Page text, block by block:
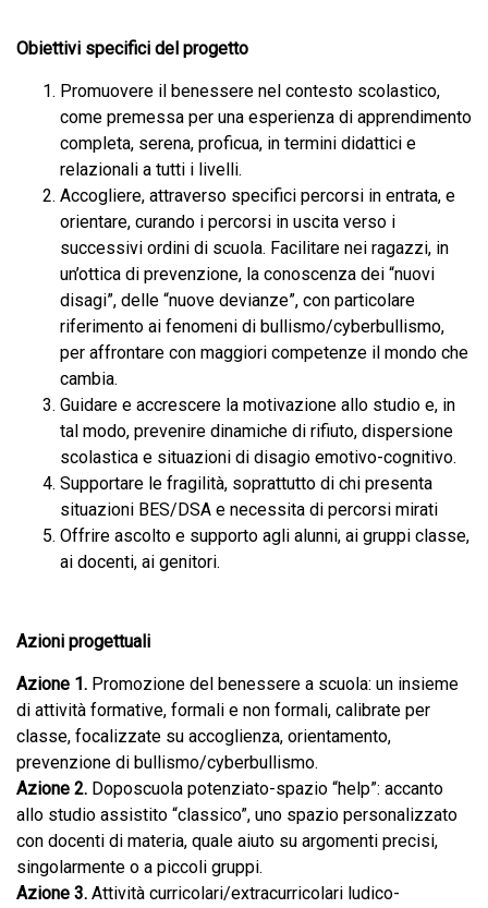
Obiettivi specifici del progetto
Promuovere il benessere nel contesto scolastico,
come premessa per una esperienza di apprendimento
completa, serena, proficua, in termini didattici e
relazionali a tutti i livelli.
Accogliere, attraverso specifici percorsi in entrata, e
orientare, curando i percorsi in uscita verso i
successivi ordini di scuola. Facilitare nei ragazzi, in
un’ottica di prevenzione, la conoscenza dei “nuovi
disagi”, delle “nuove devianze”, con particolare
riferimento ai fenomeni di bullismo/cyberbullismo,
per affrontare con maggiori competenze il mondo che
cambia.
Guidare e accrescere la motivazione allo studio e, in
tal modo, prevenire dinamiche di rifiuto, dispersione
scolastica e situazioni di disagio emotivo-cognitivo.
Supportare le fragilità, soprattutto di chi presenta
situazioni BES/DSA e necessita di percorsi mirati
Offrire ascolto e supporto agli alunni, ai gruppi classe,
ai docenti, ai genitori.
Azioni progettuali
Azione 1. Promozione del benessere a scuola: un insieme
di attività formative, formali e non formali, calibrate per
classe, focalizzate su accoglienza, orientamento,
prevenzione di bullismo/cyberbullismo.
Azione 2. Doposcuola potenziato-spazio “help”: accanto
allo studio assistito “classico”, uno spazio personalizzato
con docenti di materia, quale aiuto su argomenti precisi,
singolarmente o a piccoli gruppi.
Azione 3. Attività curricolari/extracurricolari ludico-